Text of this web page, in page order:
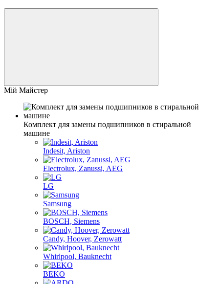
Мій Майстер
Комплект для замены подшипников в стиральной
машине
Indesit, Ariston
Electrolux, Zanussi, AEG
LG
Samsung
BOSCH, Siemens
Candy, Hoover, Zerowatt
Whirlpool, Bauknecht
BEKO